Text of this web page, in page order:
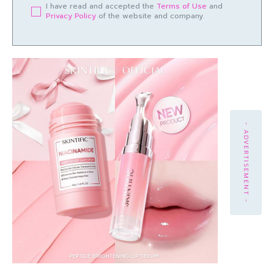
I have read and accepted the Terms of Use and
Privacy Policy of the website and company.
- ADVERTISEMENT -